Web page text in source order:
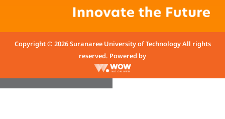
Copyright © 2026 Suranaree University of Technology All rights
reserved. Powered by